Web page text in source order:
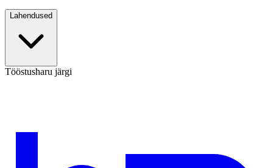
Lahendused
Tööstusharu järgi